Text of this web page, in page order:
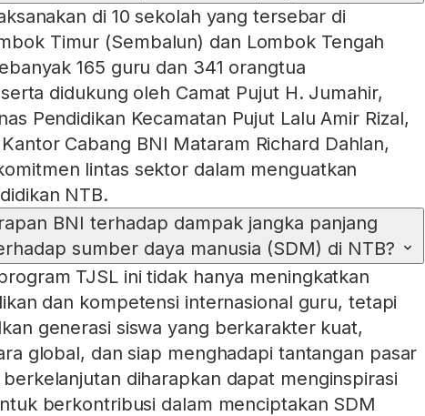
di 10 sekolah yang tersebar di
Timur (Sembalun) dan Lombok Tengah
165 guru dan 341 orangtua
didukung oleh Camat Pujut H. Jumahir,
Pendidikan Kecamatan Pujut Lalu Amir Rizal,
Cabang BNI Mataram Richard Dahlan,
lintas sektor dalam menguatkan
NTB.
BNI terhadap dampak jangka panjang
sumber daya manusia (SDM) di NTB?
TJSL ini tidak hanya meningkatkan
dan kompetensi internasional guru, tetapi
generasi siswa yang berkarakter kuat,
global, dan siap menghadapi tantangan pasar
diharapkan dapat menginspirasi
berkontribusi dalam menciptakan SDM